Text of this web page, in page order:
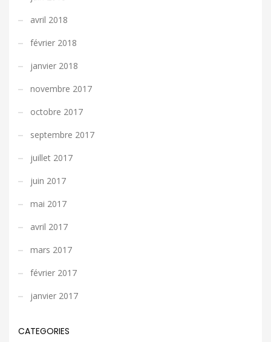
avril 2018
février 2018
janvier 2018
novembre 2017
octobre 2017
septembre 2017
juillet 2017
juin 2017
mai 2017
avril 2017
mars 2017
février 2017
janvier 2017
CATEGORIES